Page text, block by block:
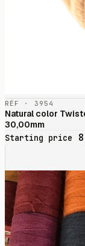
RÉF · 3954
Natural color
30,00mm
Starting price